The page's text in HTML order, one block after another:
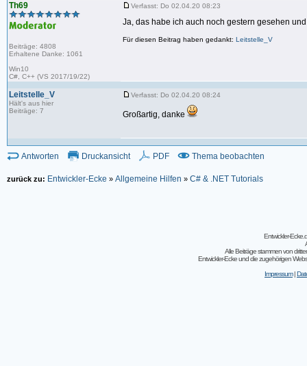
Th69
Beiträge: 4808
Erhaltene Danke: 1061
Win10
C#, C++ (VS 2017/19/22)
Verfasst: Do 02.04.20 08:23
Ja, das habe ich auch noch gestern gesehen
Für diesen Beitrag haben gedankt: Leitstelle_V
Leitstelle_V
Hält's aus hier
Beiträge: 7
Verfasst: Do 02.04.20 08:24
Großartig, danke
Antworten Druckansicht PDF Thema beobachten
zurück zu: Entwickler-Ecke » Allgemeine Hilfen » C# & .NET Tutorials
Entwickler-
Alle Beiträge stammen von
Entwickler-Ecke und die zugehörigen
Impressum|